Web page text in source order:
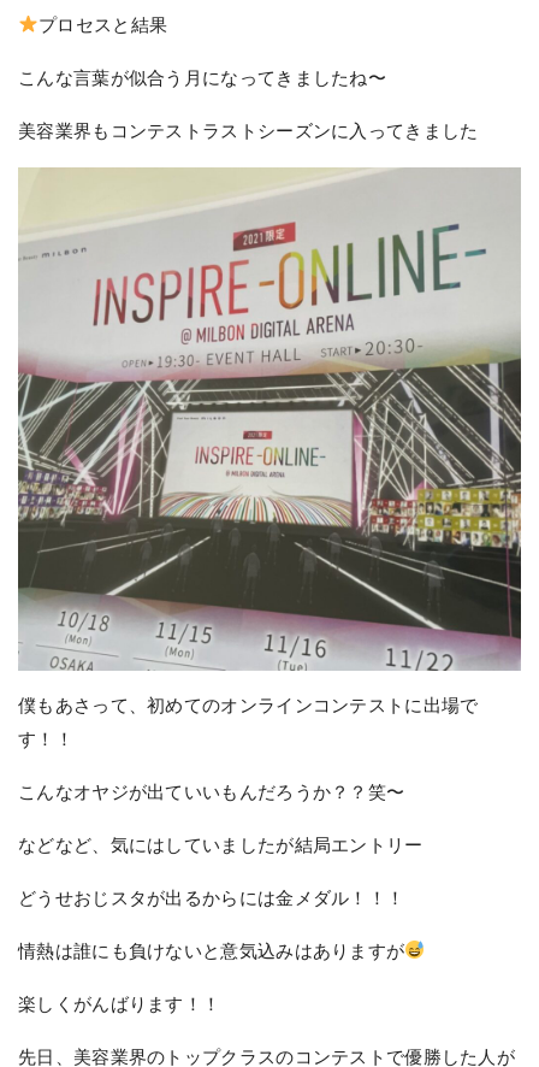
プロセスと結果
こんな言葉が似合う月になってきましたね〜
美容業界もコンテストラストシーズンに入ってきました
僕もあさって、初めてのオンラインコンテストに出場で
す！！
こんなオヤジが出ていいもんだろうか？？笑〜
などなど、気にはしていましたが結局エントリー
どうせおじスタが出るからには金メダル！！！
情熱は誰にも負けないと意気込みはありますが
楽しくがんばります！！
先日、美容業界のトップクラスのコンテストで優勝した人が